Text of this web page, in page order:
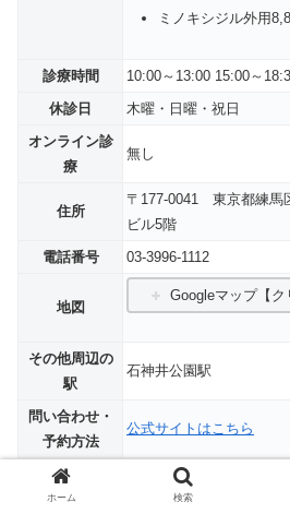
ミノキシジル外用
診療時間
10:00～13:00 15:00～
休診日
木曜・日曜・祝日
オンライン診
療
無し
住所
〒177-0041 東京都練馬
ビル5階
電話番号
03-3996-1112
地図
Googleマップ【ク
その他周辺の
駅
石神井公園駅
問い合わせ・
予約方法
公式サイトはこちら
ホーム 検索